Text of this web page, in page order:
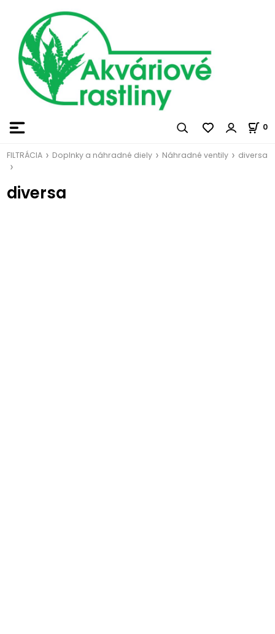
0
FILTRÁCIA Doplnky a náhradné diely Náhradné ventily diversa
diversa